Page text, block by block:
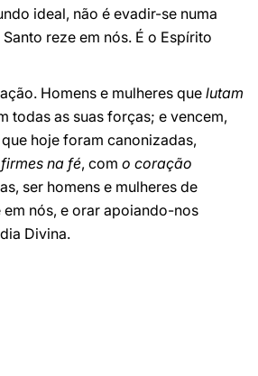
ideal, não é evadir-se numa
reze em nós. É o Espírito
Homens e mulheres que lutam
todas as suas forças; e vencem,
hoje foram canonizadas,
na fé, com o coração
ser homens e mulheres de
nós, e orar apoiando-nos
Divina.